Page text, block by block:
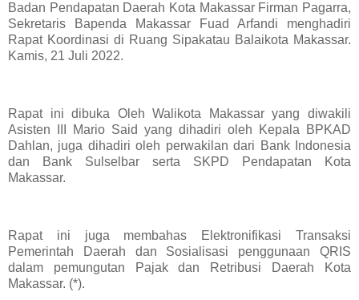
Badan Pendapatan Daerah Kota Makassar Firman Pagarra,
Sekretaris Bapenda Makassar Fuad Arfandi menghadiri
Rapat Koordinasi di Ruang Sipakatau Balaikota Makassar.
Kamis, 21 Juli 2022.
Rapat ini dibuka Oleh Walikota Makassar yang diwakili
Asisten III Mario Said yang dihadiri oleh Kepala BPKAD
Dahlan, juga dihadiri oleh perwakilan dari Bank Indonesia
dan Bank Sulselbar serta SKPD Pendapatan Kota
Makassar.
Rapat ini juga membahas Elektronifikasi Transaksi
Pemerintah Daerah dan Sosialisasi penggunaan QRIS
dalam pemungutan Pajak dan Retribusi Daerah Kota
Makassar. (*).